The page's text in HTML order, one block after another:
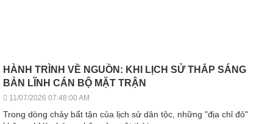
HÀNH TRÌNH VỀ NGUỒN: KHI LỊCH SỬ THẮP SÁNG
BẢN LĨNH CÁN BỘ MẶT TRẬN
11/07/2026 07:48:00 AM
Trong dòng chảy bất tận của lịch sử dân tộc, những "địa chỉ đỏ"